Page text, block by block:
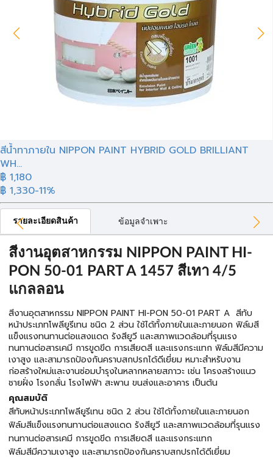
สีน้ำทาภายใน NIPPON PAINT HYBRID GOLD BRILLIANT
WH...
฿ 1,180
฿ 1,330-11%
รายละเอียดสินค้า ข้อมูลจำเพาะ
สีงานอุตสาหกรรม NIPPON PAINT HI-
PON 50-01 PART A 1457 สีเทา 4/5
แกลลอน
สีงานอุตสาหกรรม NIPPON PAINT HI-PON 50-01 PART A สีทับ
หน้าประเภทโพลียูรีเทน ชนิด 2 ส่วน ใช้ได้ทั้งภายในและภายนอก ฟิล์มสี
แข็งแรงทนทานต่อแสงแดด รังสียูวี และสภาพแวดล้อมที่รุนแรง
ทนทานต่อสารเคมี การขูดขีด การเสียดสี และแรงกระแทก ฟิล์มสีมีความ
เงาสูง และสามารถป้องกันคราบสกปรกได้ดีเยี่ยม หมาะสำหรับงาน
ก่อสร้างใหม่และงานซ่อมบำรุงในหลากหลายสภาวะ เช่น โครงสร้างแนว
ชายฝั่ง โรงกลั่น โรงไฟฟ้า สะพาน ขนส่งและอาคาร เป็นต้น
คุณสมบัติ
สีทับหน้าประเภทโพลียูรีเทน ชนิด 2 ส่วน ใช้ได้ทั้งภายในและภายนอก
ฟิล์มสีแข็งแรงทนทานต่อแสงแดด รังสียูวี และสภาพแวดล้อมที่รุนแรง
ทนทานต่อสารเคมี การขูดขีด การเสียดสี และแรงกระแทก
ฟิล์มสีมีความเงาสูง และสามารถป้องกันคราบสกปรกได้ดีเยี่ยม